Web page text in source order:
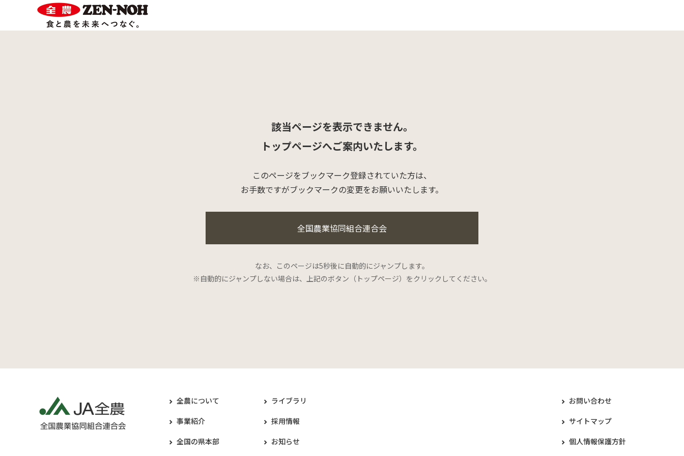
該当ページを表示できません。
トップページへご案内いたします。
このページをブックマーク登録されていた方は、
お手数ですがブックマークの変更をお願いいたします。
全国農業協同組合連合会
なお、このページは5秒後に自動的にジャンプします。
※自動的にジャンプしない場合は、上記のボタン（トップページ）をクリックしてください。
全農について
事業紹介
全国の県本部
ライブラリ
採用情報
お知らせ
お問い合わせ
サイトマップ
個人情報保護方針